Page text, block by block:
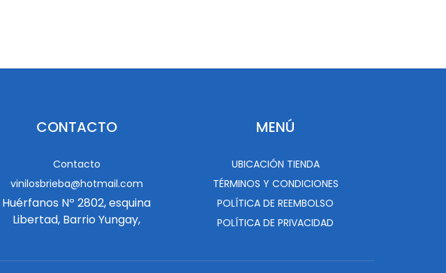
CONTACTO
Contacto
vinilosbrieba@hotmail.com
Huérfanos Nº 2802, esquina
Libertad, Barrio Yungay,
MENÚ
UBICACIÓN TIENDA
TÉRMINOS Y CONDICIONES
POLÍTICA DE REEMBOLSO
POLÍTICA DE PRIVACIDAD